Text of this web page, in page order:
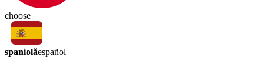
choose
spaniolăespañol